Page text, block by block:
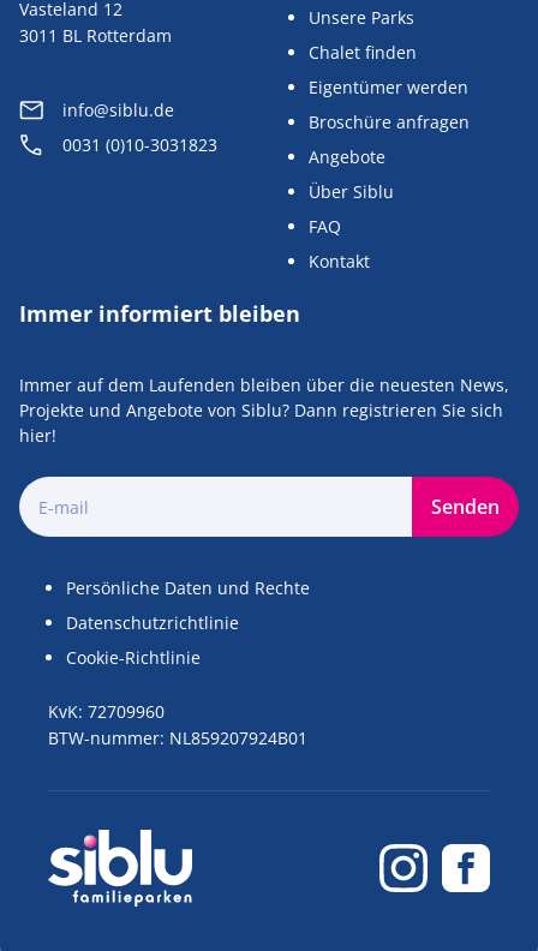
Vasteland 12
3011 BL Rotterdam
info@siblu.de
0031 (0)10-3031823
Unsere Parks
Chalet finden
Eigentümer werden
Broschüre anfragen
Angebote
Über Siblu
FAQ
Kontakt
Immer informiert bleiben
Immer auf dem Laufenden bleiben über die neuesten News,
Projekte und Angebote von Siblu? Dann registrieren Sie sich
hier!
Senden
KvK: 72709960
BTW-nummer: NL859207924B01
Persönliche Daten und Rechte
Datenschutzrichtlinie
Cookie-Richtlinie